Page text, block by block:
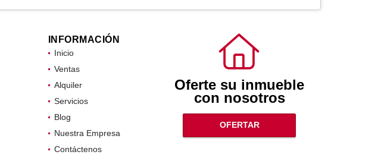
INFORMACIÓN
Inicio
Ventas
Alquiler
Servicios
Blog
Nuestra Empresa
Contáctenos
Oferte su inmueble
con nosotros
OFERTAR